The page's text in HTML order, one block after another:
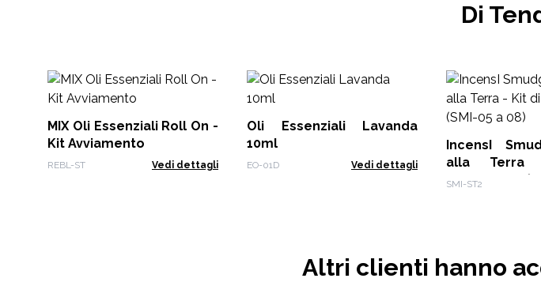
Di
MIX Oli Essenziali Roll On -
Kit Avviamento
REBL-ST Vedi dettagli
Oli Essenziali Lavanda
10ml
EO-01D Vedi dettagli
IncensI
alla
Avviamento
SMI-ST2
Altri clienti hanno